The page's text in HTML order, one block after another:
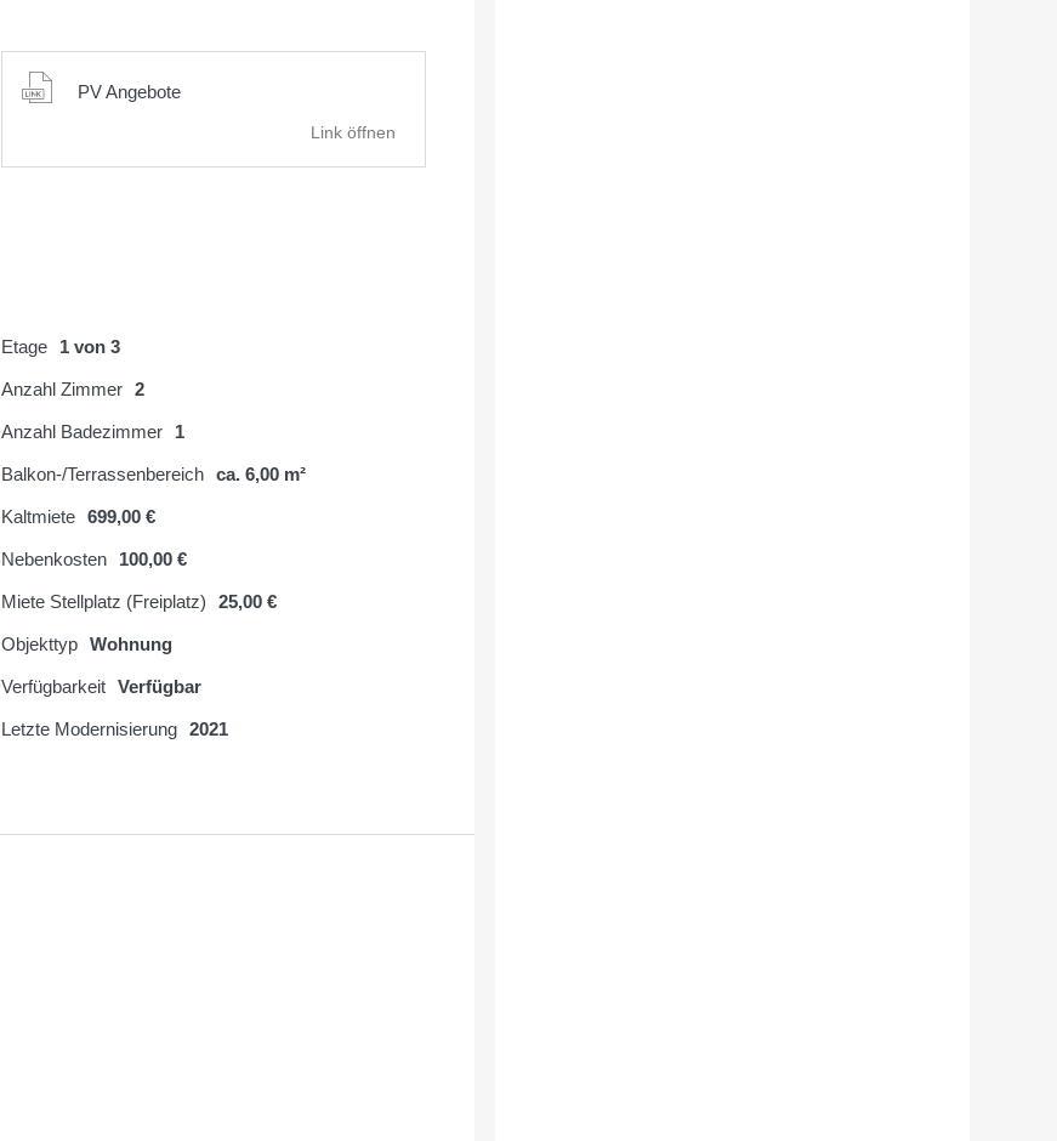
PV Angebote
Link öffnen
Etage 1 von 3
Anzahl Zimmer 2
Anzahl Badezimmer 1
Balkon-/Terrassenbereich ca. 6,00 m²
Kaltmiete 699,00 €
Nebenkosten 100,00 €
Miete Stellplatz (Freiplatz) 25,00 €
Objekttyp Wohnung
Verfügbarkeit Verfügbar
Letzte Modernisierung 2021